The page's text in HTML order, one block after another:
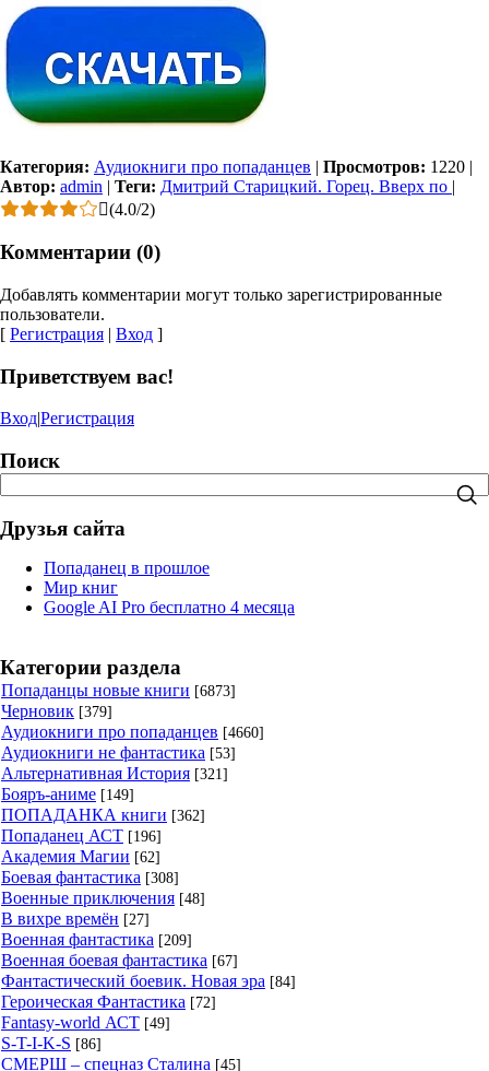
Категория: Аудиокниги про попаданцев | Просмотров: 1220 |
Автор: admin | Теги: Дмитрий Старицкий. Горец. Вверх по |
(4.0/2)
Комментарии (0)
Добавлять комментарии могут только зарегистрированные
пользователи.
[ Регистрация | Вход ]
Приветствуем вас!
Вход|Регистрация
Поиск
Друзья сайта
Попаданец в прошлое
Мир книг
Google AI Pro бесплатно 4 месяца
Категории раздела
Попаданцы новые книги [6873]
Черновик [379]
Аудиокниги про попаданцев [4660]
Аудиокниги не фантастика [53]
Альтернативная История [321]
Бояръ-аниме [149]
ПОПАДАНКА книги [362]
Попаданец АСТ [196]
Академия Магии [62]
Боевая фантастика [308]
Военные приключения [48]
В вихре времён [27]
Военная фантастика [209]
Военная боевая фантастика [67]
Фантастический боевик. Новая эра [84]
Героическая Фантастика [72]
Fantasy-world АСТ [49]
S-T-I-K-S [86]
СМЕРШ – спецназ Сталина [45]